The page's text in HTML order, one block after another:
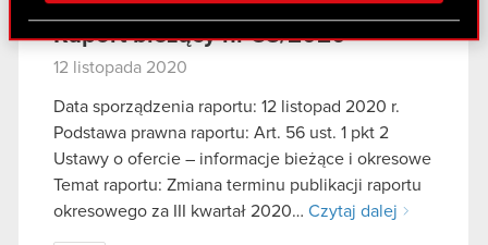
Partnerzy mogą połączyć te informacje z innymi
danymi otrzymanymi od Ciebie lub uzyskanymi
podczas korzystania z ich usług. Kontynuując
używanie plików cookie.
Raport bieżący nr 55/2020
12 listopada 2020
Data sporządzenia raportu: 12 listopad 2020 r.
Podstawa prawna raportu: Art. 56 ust. 1 pkt 2
Ustawy o ofercie – informacje bieżące i okresowe
Temat raportu: Zmiana terminu publikacji raportu
okresowego za III kwartał 2020… Czytaj dalej